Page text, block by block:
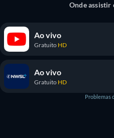
Onde assistir
Ao vivo
Gratuito HD
Ao vivo
Gratuito HD
Problemas